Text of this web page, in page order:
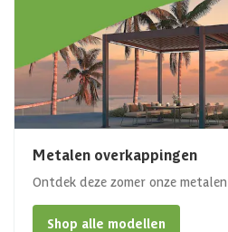
Metalen overkappingen
Ontdek deze zomer onze
Shop alle modellen